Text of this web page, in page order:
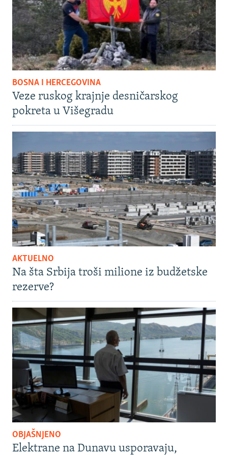
BOSNA I HERCEGOVINA
Veze ruskog krajnje desničarskog
pokreta u Višegradu
AKTUELNO
Na šta Srbija troši milione iz budžetske
rezerve?
OBJAŠNJENO
Elektrane na Dunavu usporavaju,